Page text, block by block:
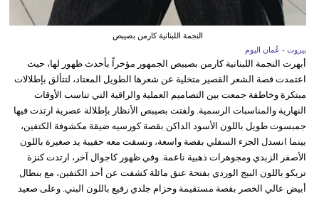
النجمة اللبنانية كارمن بصيبص
بيروت - عُمان اليوم
أبهرت النجمة اللبنانية كارمن بصيبص الجمهور مؤخراً بأحدث ظهور لها، حيث
اعتمدت قصة الشعر القصير متخلية عن شعرها الطويل المعتاد، لتتألق بإطلالات
مبتكرة وخاطفة جمعت بين التصاميم العملية والراقية التي تناسب الأوقات
النهارية والمناسبات الرسمية. ولفتت بصيبص الأنظار بإطلالة عصرية ارتدت فيها
جمبسوت طويل باللون الأسود الداكن بقصة كورسيه ضيقة مكشوفة الكتفين،
بينما انسدل الجزء السفلي بقصة واسعة، ونسقت معه حقيبة يد صغيرة باللون
الأصفر الزبدي ومجوهرات ذهبية ناعمة. وفي ظهور كاجوال آخر، ارتدت كنزة
تريكو باللون البيج الوردي بفتحة عنق مائلة كشفت عن أحد الكتفين، مع بنطال
أبيض عالي الخصر بقصة مستقيمة وحزام جلدي رفيع باللون البني. وعلى صعيد